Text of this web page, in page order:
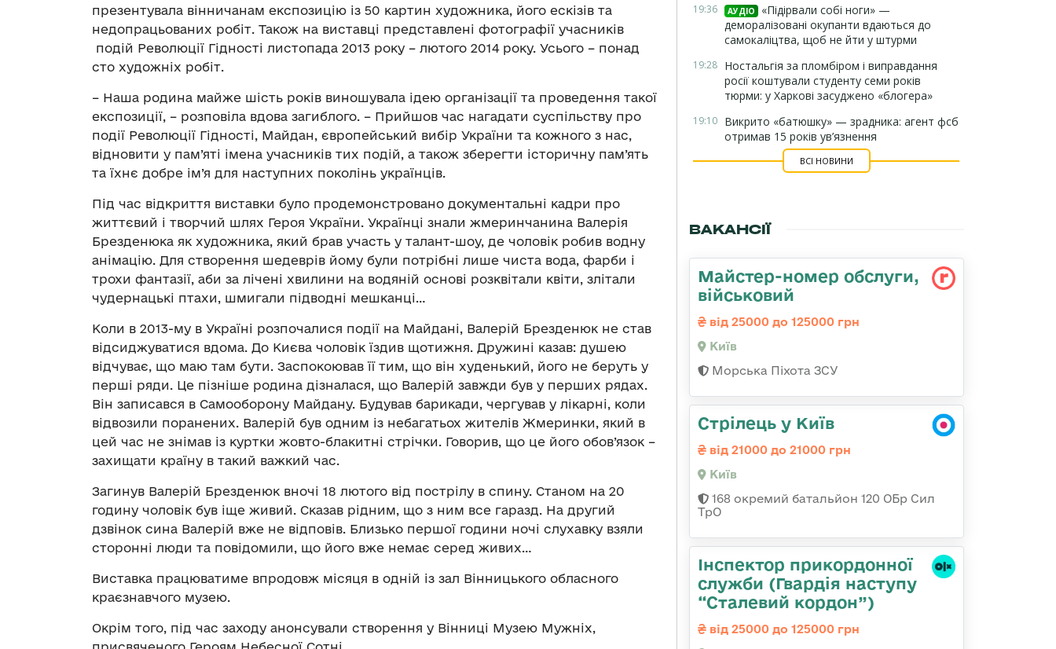
презентувала вінничанам експозицію із 50 картин художника, його ескізів та
недопрацьованих робіт. Також на виставці представлені фотографії учасників
подій Революції Гідності листопада 2013 року – лютого 2014 року. Усього – понад
сто художніх робіт.
– Наша родина майже шість років виношувала ідею організації та проведення такої
експозиції, – розповіла вдова загиблого. – Прийшов час нагадати суспільству про
події Революції Гідності, Майдан, європейський вибір України та кожного з нас,
відновити у пам’яті імена учасників тих подій, а також зберегти історичну пам’ять
та їхнє добре ім’я для наступних поколінь українців.
Під час відкриття виставки було продемонстровано документальні кадри про
життєвий і творчий шлях Героя України. Українці знали жмеринчанина Валерія
Брезденюка як художника, який брав участь у талант-шоу, де чоловік робив водну
анімацію. Для створення шедеврів йому були потрібні лише чиста вода, фарби і
трохи фантазії, аби за лічені хвилини на водяній основі розквітали квіти, злітали
чудернацькі птахи, шмигали підводні мешканці…
Коли в 2013-му в Україні розпочалися події на Майдані, Валерій Брезденюк не став
відсиджуватися вдома. До Києва чоловік їздив щотижня. Дружині казав: душею
відчуває, що маю там бути. Заспокоював її тим, що він худенький, його не беруть у
перші ряди. Це пізніше родина дізналася, що Валерій завжди був у перших рядах.
Він записався в Самооборону Майдану. Будував барикади, чергував у лікарні, коли
відвозили поранених. Валерій був одним із небагатьох жителів Жмеринки, який в
цей час не знімав із куртки жовто-блакитні стрічки. Говорив, що це його обов’язок –
захищати країну в такий важкий час.
Загинув Валерій Брезденюк вночі 18 лютого від пострілу в спину. Станом на 20
годину чоловік був іще живий. Сказав рідним, що з ним все гаразд. На другий
дзвінок сина Валерій вже не відповів. Близько першої години ночі слухавку взяли
сторонні люди та повідомили, що його вже немає серед живих…
Виставка працюватиме впродовж місяця в одній із зал Вінницького обласного
краєзнавчого музею.
Окрім того, під час заходу анонсували створення у Вінниці Музею Мужніх,
19:36 АУДІО
«Підірвали собі ноги» —
деморалізовані окупанти вдаються до
самокаліцтва, щоб не йти у штурми
19:28 Ностальгія за пломбіром і виправдання
росії коштували студенту семи років
тюрми: у Харкові засуджено «блогера»
19:10 Викрито «батюшку» — зрадника: агент фсб
отримав 15 років ув’язнення
ВСІ НОВИНИ
ВАКАНСІЇ
Майстеp-номеp обслуги,
військовий
від 25000 до 125000 грн
Київ
Морська Піхота ЗСУ
Стрілець у Київ
від 21000 до 21000 грн
Київ
168 окремий батальйон 120 ОБр Cил
ТрО
Інспектор прикордонної
служби (Гвардія наступу
“Сталевий кордон”)
від 25000 до 125000 грн